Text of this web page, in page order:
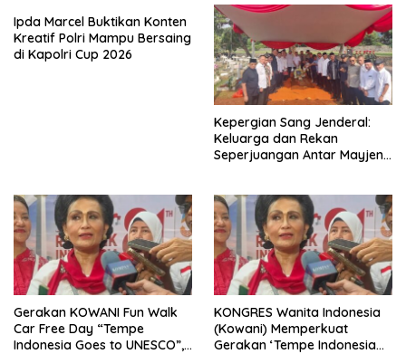
Ipda Marcel Buktikan Konten
Kreatif Polri Mampu Bersaing
di Kapolri Cup 2026
Kepergian Sang Jenderal:
Keluarga dan Rekan
Seperjuangan Antar Mayjen
Terakhir
Gerakan KOWANI Fun Walk
Car Free Day “Tempe
Indonesia Goes to UNESCO”,
KONGRES Wanita Indonesia
(Kowani) Memperkuat
Gerakan ‘Tempe Indonesia